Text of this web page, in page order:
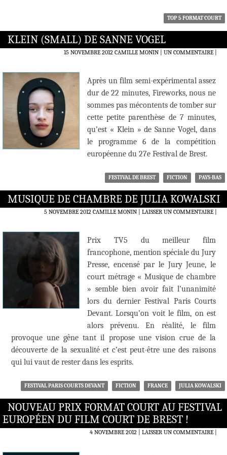
TOP 5 FORMAT COURT
KLEIN (SMALL) DE SANNE VOGEL
15 NOVEMBRE 2012 CAMILLE MONIN UN COMMENTAIRE|
Après un film semi-expérimental assez
dur de 22 minutes, Fireworks, nous ne
sommes pas mécontents de tomber sur
cette petite parenthèse de 7 minutes,
qu’est « Klein » de Sanne Vogel, dans
le programme 6 de la compétition
européenne du 27e Festival de Brest.
FESTIVAL DE BREST FICTION PAYS-BAS
MUSIQUE DE CHAMBRE DE JULIA KOWALSKI
5 NOVEMBRE 2012 CAMILLE MONIN LAISSER UN COMMENTAIRE|
Prix TV5 du meilleur film
francophone, mention spéciale du Jury
Presse, encensé par le Jury Jeune, le
court métrage « Musique de chambre
» semble bien avoir fait l’unanimité
lors du dernier Festival Paris Courts
Devant. Lorsqu’on voit le film, on est
alors prévenu. En réalité, le film
provoque une gêne tant il propose une vision crue de la
découverte de la sexualité et c’est peut-être une des raisons
qui lui vaut de rester dans les esprits.
FESTIVAL PARIS COURTS DEVANT FICTION FRANCE JULIA KOWALSKI
NOUVEAU PRIX FORMAT COURT AU FESTIVAL
EUROPÉEN DU FILM COURT DE BREST !
4 NOVEMBRE 2012 LAISSER UN COMMENTAIRE|